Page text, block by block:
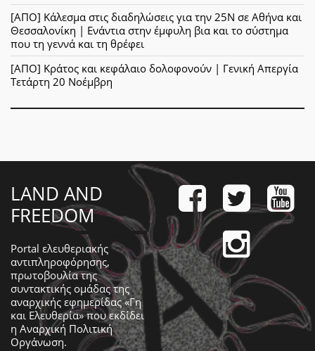
[ΑΠΟ] Κάλεσμα στις διαδηλώσεις για την 25Ν σε Αθήνα και
Θεσσαλονίκη | Ενάντια στην έμφυλη βια και το σύστημα
που τη γεννά και τη θρέφει
[ΑΠΟ] Κράτος και κεφάλαιο δολοφονούν | Γενική Απεργία
Τετάρτη 20 Νοέμβρη
LAND AND
FREEDOM
Portal ελευθεριακής
αντιπληροφόρησης,
πρωτοβουλία της
συντακτικής ομάδας της
αναρχικής εφημερίδας «Γη
και Ελευθερία» που εκδίδει
η Αναρχική Πολιτική
Οργάνωση.